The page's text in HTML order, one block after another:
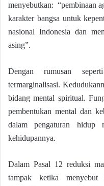
menyebutkan: “pembinaan
karakter bangsa untuk
nasional Indonesia dan
asing”.
Dengan rumusan
termarginalisasi.
bidang mental spiritual.
pembentukan mental dan
dalam pengaturan hidup
kehidupannya.
Dalam Pasal 12 reduksi
tampak ketika menyebut